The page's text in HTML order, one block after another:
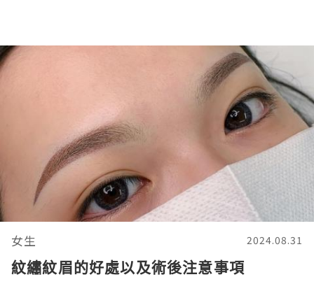
女生 2024.08.31
紋繡紋眉的好處以及術後注意事項